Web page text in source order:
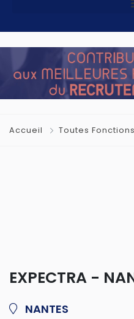
Accueil Toutes Fonctions
EXPECTRA -
NANTES